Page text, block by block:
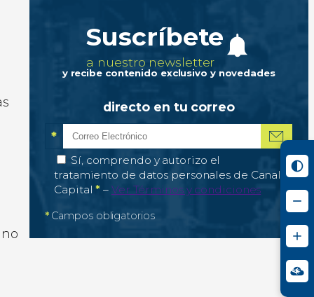
Suscríbete
a nuestro newsletter
y recibe contenido exclusivo y novedades
directo en tu correo
Correo electrónico*
*Campo obligatorio
Autorización de tratamiento de datos
Sí, comprendo y autorizo el
tratamiento de datos personales de Canal
Capital* – Campo obligatorio
Ver Términos y condiciones
*Campos obligatorios